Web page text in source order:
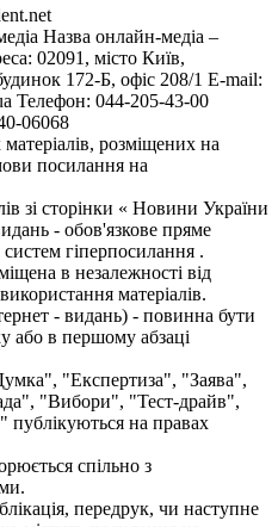
Назва онлайн-медіа –
02091, місто Київ,
172-Б, офіс 208/1 E-mail:
Телефон: 044-205-43-00
06068
розміщених на
посилання на
зі сторінки « Новини України
- обов'язкове пряме
гіперпосилання .
в незалежності від
матеріалів.
- видань) - повинна бути
або в першому абзаці
"Експертиза", "Заява",
"Вибори", "Тест-драйв",
на правах
спільно з
передрук, чи наступне